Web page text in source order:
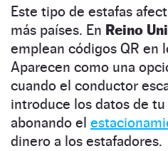
Este tipo de estafas
más países. En Reino
emplean códigos QR en
Aparecen como una
cuando el conductor
introduce los datos de
abonando el
dinero a los estafadores.